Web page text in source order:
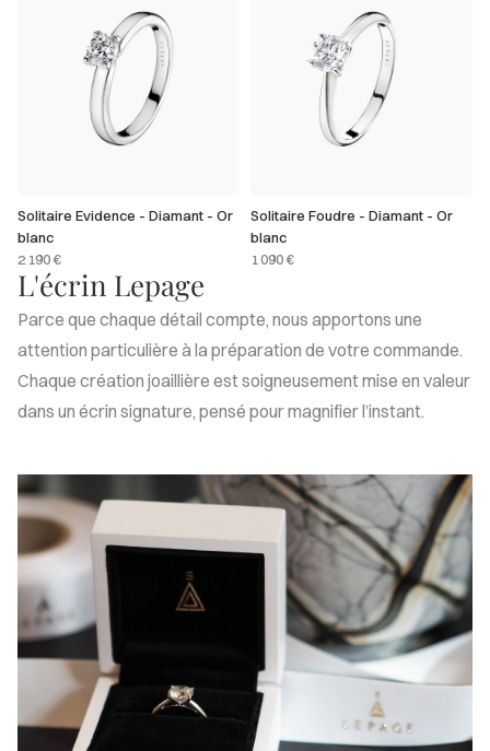
Solitaire Evidence - Diamant - Or
blanc
2 190 €
Solitaire Foudre - Diamant - Or
blanc
1 090 €
L'écrin Lepage
Parce que chaque détail compte, nous apportons une
attention particulière à la préparation de votre commande.
Chaque création joaillière est soigneusement mise en valeur
dans un écrin signature, pensé pour magnifier l’instant.